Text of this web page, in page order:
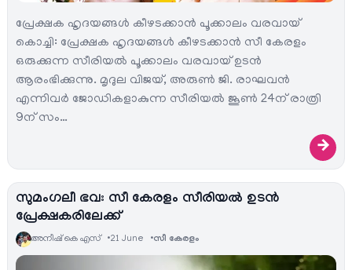
പ്രേക്ഷക ഹൃദയങ്ങള്‍ കീഴടക്കാന്‍ പൂക്കാലം വരവായ്
കൊച്ചി: പ്രേക്ഷക ഹൃദയങ്ങള്‍ കീഴടക്കാന്‍ സീ കേരളം
ഒരുക്കുന്ന സീരിയല്‍ പൂക്കാലം വരവായ് ഉടന്‍
ആരംഭിക്കുന്നു. മൃദുല വിജയ്, അരുണ്‍ ജി. രാഘവന്‍
എന്നിവര്‍ ജോഡികളാകുന്ന സീരിയല്‍ ജൂണ്‍ 24ന് രാത്രി
9ന് സം…
→
സുമംഗലീ ഭവഃ സീ കേരളം സീരിയല്‍ ഉടന്‍
പ്രേക്ഷകരിലേക്ക്
അനീഷ്‌ കെ എസ് 21 June സീ കേരളം